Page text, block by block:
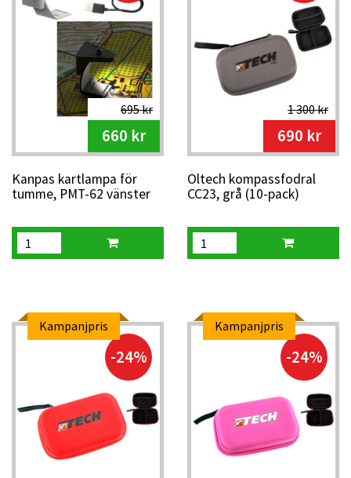
695 kr
660 kr
Kanpas kartlampa för
tumme, PMT-62 vänster
1 300 kr
690 kr
Oltech kompassfodral
CC23, grå (10-pack)
Kampanjpris
-24%
Kampanjpris
-24%